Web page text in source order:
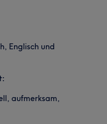
Englisch und
aufmerksam,